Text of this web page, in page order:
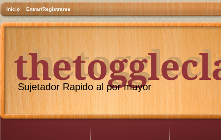
Inicio Entrar/Registrarse
Sujetador Rapido al por mayor